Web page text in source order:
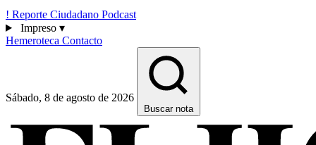
! Reporte Ciudadano Podcast
Impreso ▾
Hemeroteca Contacto
Sábado, 8 de agosto de 2026
Buscar nota